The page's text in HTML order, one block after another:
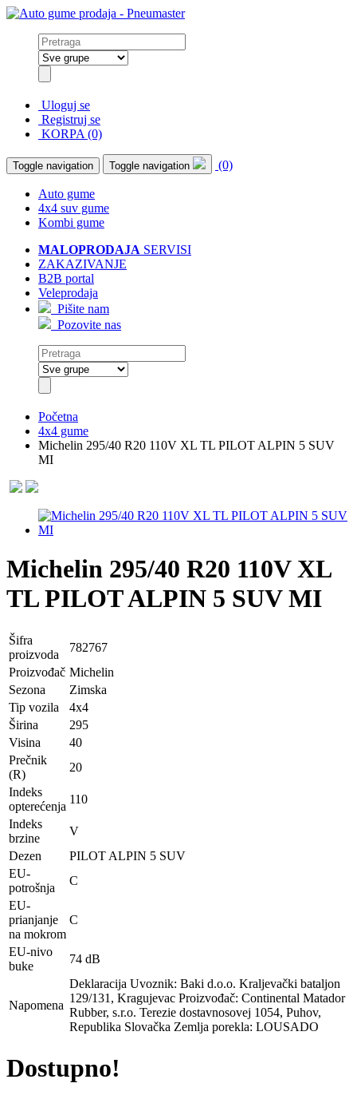
Uloguj se
Registruj se
KORPA (0)
Toggle navigation Toggle navigation (0)
Auto gume
4x4 suv gume
Kombi gume
MALOPRODAJA SERVISI
ZAKAZIVANJE
B2B portal
Veleprodaja
Pišite nam
Pozovite nas
Početna
4x4 gume
Michelin 295/40 R20 110V XL TL PILOT ALPIN 5 SUV
MI
Michelin 295/40 R20 110V XL
TL PILOT ALPIN 5 SUV MI
Šifra
proizvoda
782767
Proizvođač Michelin
Sezona
Zimska
Tip vozila
4x4
Širina
295
Visina
40
Prečnik
(R)
20
Indeks
opterećenja
110
Indeks
brzine
V
Dezen
PILOT ALPIN 5 SUV
EU-
potrošnja
C
EU-
prianjanje
na mokrom
C
EU-nivo
buke
74 dB
Napomena
Deklaracija Uvoznik: Baki d.o.o. Kraljevački bataljon
129/131, Kragujevac Proizvođač: Continental Matador
Rubber, s.r.o. Terezie dostavnosovej 1054, Puhov,
Republika Slovačka Zemlja porekla: LOUSADO
Dostupno!